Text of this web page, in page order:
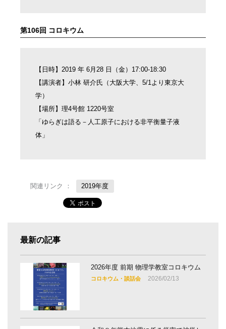
第106回 コロキウム
【日時】2019 年 6月28 日（金）17:00-18:30
【講演者】小林 研介氏（大阪大学、5/1より東京大
学）
【場所】理4号館 1220号室
「ゆらぎは語る－人工原子における非平衡量子液
体」
関連リンク ： 2019年度
最新の記事
2026年度 前期 物理学教室コロキウム
コロキウム・談話会 2026/02/13